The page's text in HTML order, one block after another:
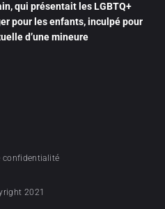
qui présentait les LGBTQ+
pour les enfants, inculpé pour
d’une mineure
confidentialité
2021